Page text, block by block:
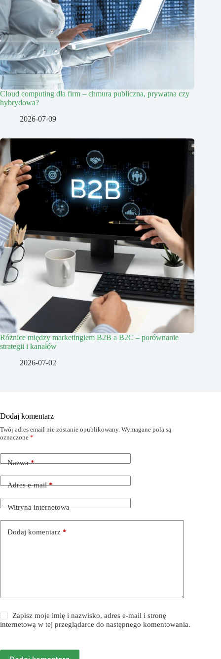
Cloud computing dla firm – chmura publiczna, prywatna czy
hybrydowa?
2026-07-09
Różnice między marketingiem B2B a B2C – porównanie
strategii i kanałów
2026-07-02
Dodaj komentarz
Twój adres email nie zostanie opublikowany. Wymagane pola są
oznaczone *
Nazwa*
Adres e-mail*
Witryna internetowa
Dodaj komentarz *
Zapisz moje imię i nazwisko, adres e-mail i stronę
internetową w tej przeglądarce do następnego komentowania.